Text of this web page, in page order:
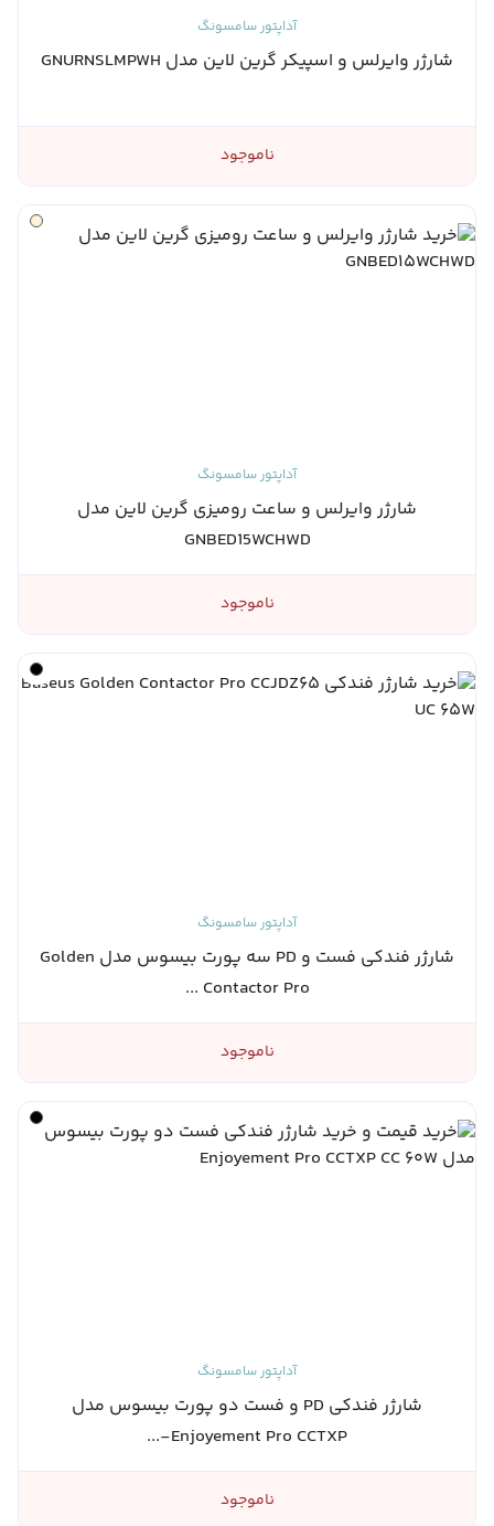
آداپتور سامسونگ
شارژر وایرلس و اسپیکر گرین لاین مدل GNURNSLMPWH
ناموجود
آداپتور سامسونگ
شارژر وایرلس و ساعت رومیزی گرین لاین مدل
GNBED15WCHWD
ناموجود
آداپتور سامسونگ
شارژر فندکی فست و PD سه پورت بیسوس مدل Golden
Contactor Pro ...
ناموجود
آداپتور سامسونگ
شارژر فندکی PD و فست دو پورت بیسوس مدل
Enjoyement Pro CCTXP-...
ناموجود